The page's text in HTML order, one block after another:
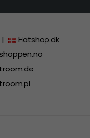
|
Hatshop.dk